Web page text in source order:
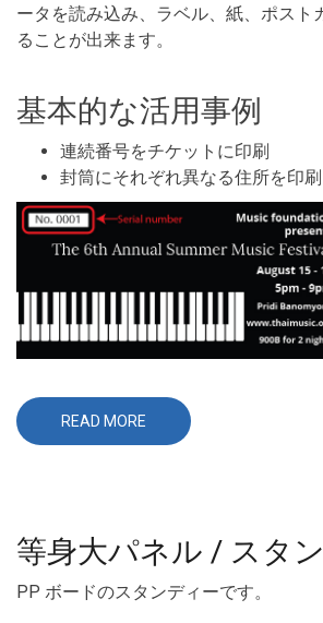
ータを読み込み、ラベル、紙、ポスト
ることが出来ます。
基本的な活用事例
連続番号をチケットに印刷
封筒にそれぞれ異なる住所を印刷
READ MORE ABOUT
ス
等身大パネル / スタ
PP ボードのスタンディーです。